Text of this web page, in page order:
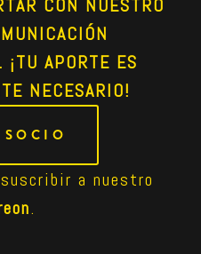
CON NUESTRO
APORTE ES
NECESARIO!
.